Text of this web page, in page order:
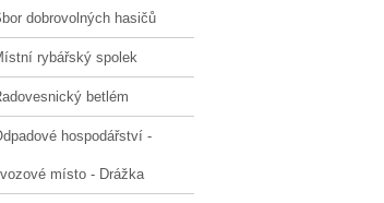
dobrovolných hasičů
rybářský spolek
betlém
hospodářství -
místo - Drážka